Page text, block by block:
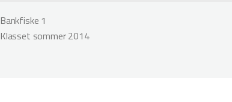
Bankfiske 1
Klasset sommer 2014